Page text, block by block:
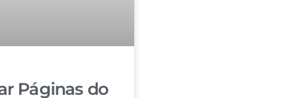
Páginas do